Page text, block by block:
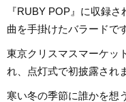
『RUBY POP』に収録
曲を手掛けたバラードです
東京クリスマスマーケッ
れ、点灯式で初披露され
寒い冬の季節に誰かを想